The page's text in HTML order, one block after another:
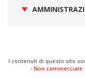
I contenuti di questo sito
- Non commerciale